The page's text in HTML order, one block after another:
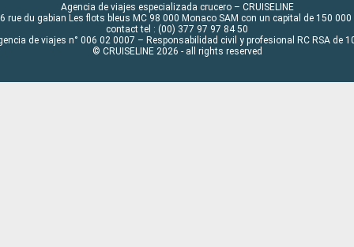
Agencia de viajes especializada crucero – CRUISELINE
rue du gabian Les flots bleus MC 98 000 Monaco SAM con un capital de 150 000
contact tel : (00) 377 97 97 84 50
de viajes n° 006 02 0007 – Responsabilidad civil y profesional RC RSA de
© CRUISELINE 2026 - all rights reserved